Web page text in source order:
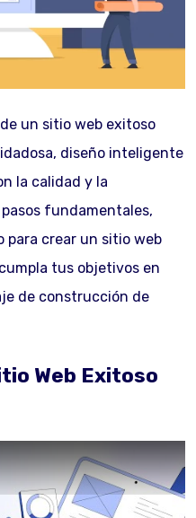
un sitio web exitoso
diseño inteligente
la calidad y la
fundamentales,
para crear un sitio web
tus objetivos en
de construcción de
Web Exitoso